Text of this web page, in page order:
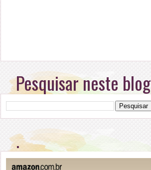
Pesquisar neste blog
.